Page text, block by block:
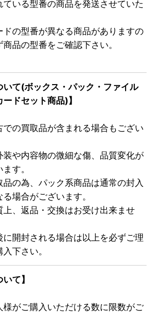
いる型番の商品を発送させていた
ドの型番が異なる商品がありますの
品の型番をご確認下さい。
いて(ボックス・パック・ファイル
ドセット商品)】
での買取品が含まれる場合もござい
装や内容物の微細な傷、品質変化が
す。
品の為、パック系商品は通常の封入
場合がございます。
上、返品・交換はお受け出来ませ
に開封される場合は以上を必ずご理
下さい。
て】
様がご購入いただける数に限数がご